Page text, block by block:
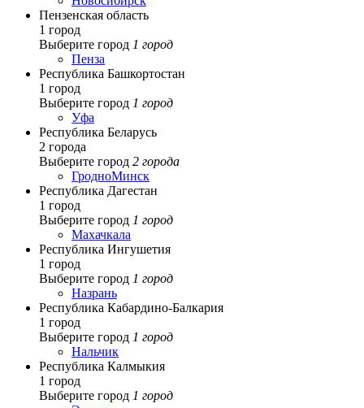
Пензенская область
1 город
Выберите город 1 город
Пенза
Республика Башкортостан
1 город
Выберите город 1 город
Уфа
Республика Беларусь
2 города
Выберите город 2 города
ГродноМинск
Республика Дагестан
1 город
Выберите город 1 город
Махачкала
Республика Ингушетия
1 город
Выберите город 1 город
Назрань
Республика Кабардино-Балкария
1 город
Выберите город 1 город
Нальчик
Республика Калмыкия
1 город
Выберите город 1 город